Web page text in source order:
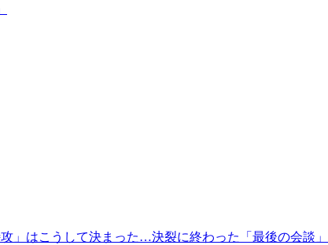
」はこうして決まった…決裂に終わった「最後の会談